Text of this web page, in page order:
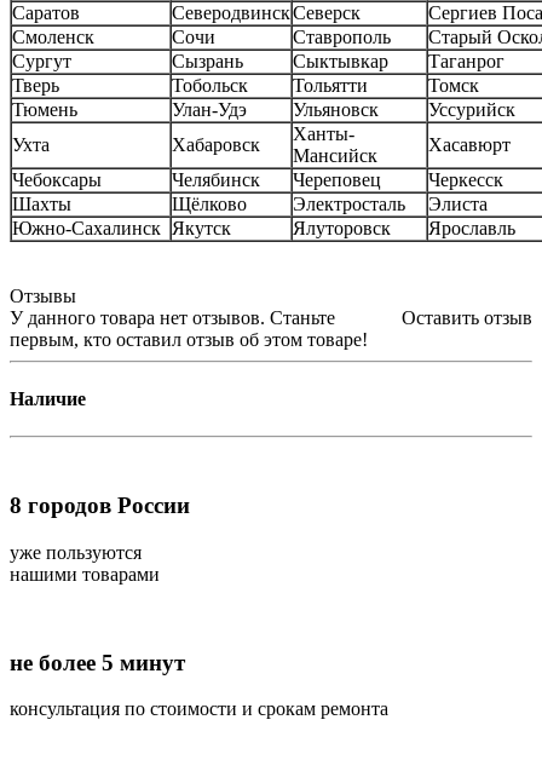
Саратов
СеверодвинскСеверск
Сергиев
Смоленск
Сочи Ставрополь
Старый
Сургут
Сызрань Сыктывкар
Таганрог
Тверь
Тобольск Тольятти
Томск
Тюмень
Улан-Удэ Ульяновск
Уссурийск
Ухта
Хабаровск
Ханты-
Мансийск
Хасавюрт
Чебоксары
Челябинск Череповец
Черкесск
Шахты
Щёлково Электросталь
Элиста
Южно-Сахалинск Якутск Ялуторовск Ярославль
Отзывы
Оставить отзыв
У данного товара нет отзывов. Станьте
первым, кто оставил отзыв об этом товаре!
Наличие
8 городов России
уже пользуются
нашими товарами
не более 5 минут
консультация по стоимости и срокам ремонта